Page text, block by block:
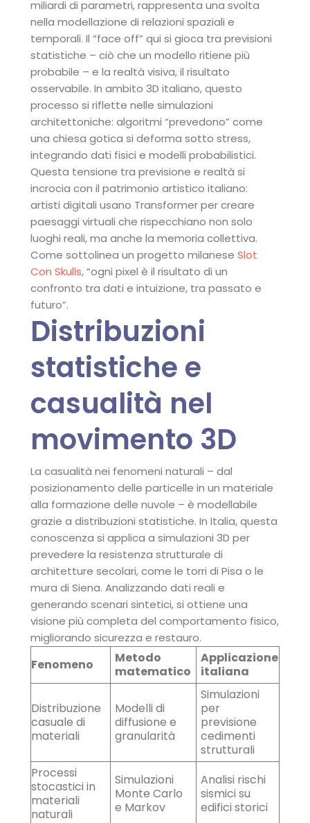
miliardi di parametri, rappresenta una svolta
nella modellazione di relazioni spaziali e
temporali. Il “face off” qui si gioca tra previsioni
statistiche – ciò che un modello ritiene più
probabile – e la realtà visiva, il risultato
osservabile. In ambito 3D italiano, questo
processo si riflette nelle simulazioni
architettoniche: algoritmi “prevedono” come
una chiesa gotica si deforma sotto stress,
integrando dati fisici e modelli probabilistici.
Questa tensione tra previsione e realtà si
incrocia con il patrimonio artistico italiano:
artisti digitali usano Transformer per creare
paesaggi virtuali che rispecchiano non solo
luoghi reali, ma anche la memoria collettiva.
Come sottolinea un progetto milanese Slot
Con Skulls, “ogni pixel è il risultato di un
confronto tra dati e intuizione, tra passato e
futuro”.
Distribuzioni
statistiche e
casualità nel
movimento 3D
La casualità nei fenomeni naturali – dal
posizionamento delle particelle in un materiale
alla formazione delle nuvole – è modellabile
grazie a distribuzioni statistiche. In Italia, questa
conoscenza si applica a simulazioni 3D per
prevedere la resistenza strutturale di
architetture secolari, come le torri di Pisa o le
mura di Siena. Analizzando dati reali e
generando scenari sintetici, si ottiene una
visione più completa del comportamento fisico,
migliorando sicurezza e restauro.
Fenomeno
Metodo
matematico
Applicazione
italiana
Distribuzione
casuale di
materiali
Modelli di
diffusione e
granularità
Simulazioni
per
previsione
cedimenti
strutturali
Processi
stocastici in
materiali
naturali
Simulazioni
Monte Carlo
e Markov
Analisi rischi
sismici su
edifici storici